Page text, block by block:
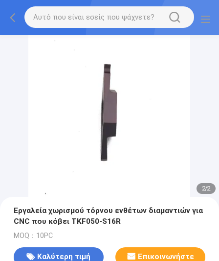
2/2
Εργαλεία χωρισμού τόρνου ενθέτων διαμαντιών για
CNC που κόβει TKF050-S16R
MOQ：10PC
Καλύτερη τιμή Επικοινωνήστε